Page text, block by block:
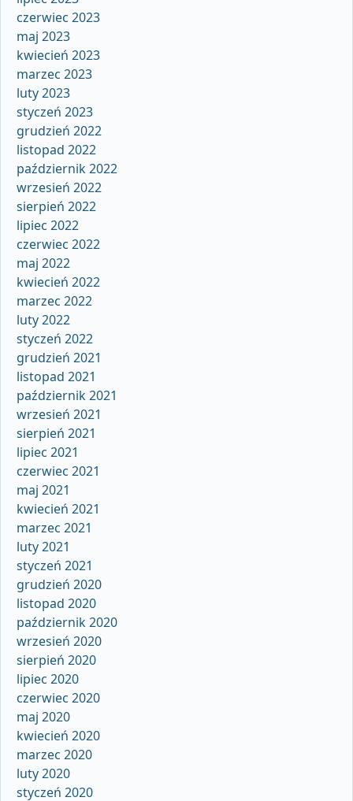
czerwiec 2023
maj 2023
kwiecień 2023
marzec 2023
luty 2023
styczeń 2023
grudzień 2022
listopad 2022
październik 2022
wrzesień 2022
sierpień 2022
lipiec 2022
czerwiec 2022
maj 2022
kwiecień 2022
marzec 2022
luty 2022
styczeń 2022
grudzień 2021
listopad 2021
październik 2021
wrzesień 2021
sierpień 2021
lipiec 2021
czerwiec 2021
maj 2021
kwiecień 2021
marzec 2021
luty 2021
styczeń 2021
grudzień 2020
listopad 2020
październik 2020
wrzesień 2020
sierpień 2020
lipiec 2020
czerwiec 2020
maj 2020
kwiecień 2020
marzec 2020
luty 2020
styczeń 2020